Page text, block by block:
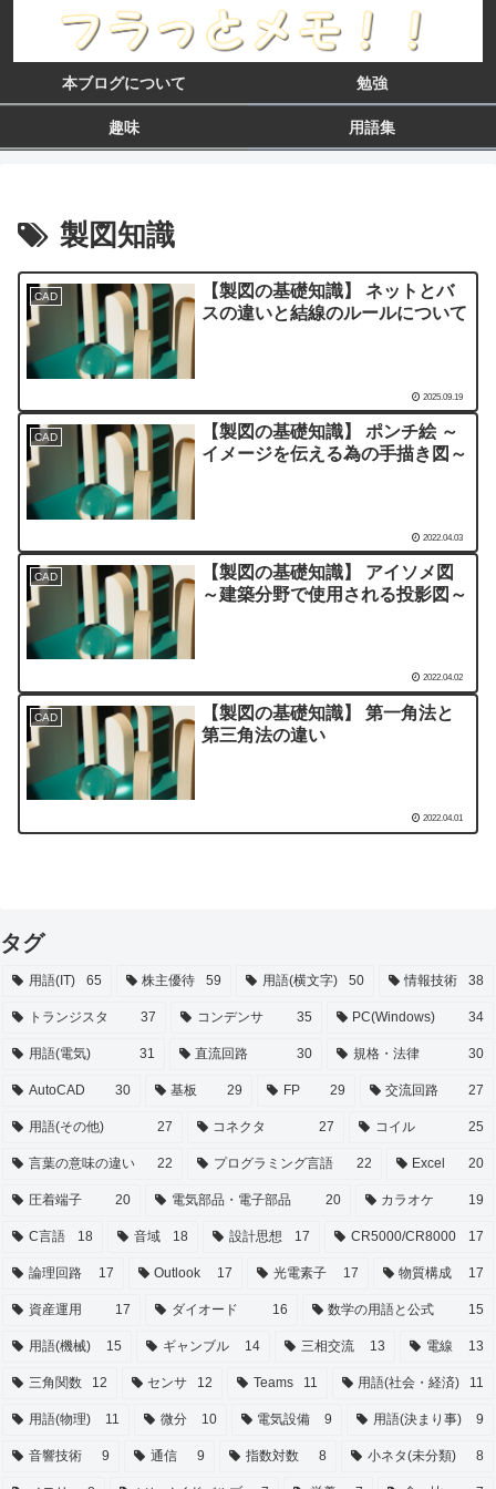
本ブログについて 勉強
趣味 用語集
製図知識
CAD
【製図の基礎知識】 ネットとバ
スの違いと結線のルールについて
2025.09.19
CAD
【製図の基礎知識】 ポンチ絵 ～
イメージを伝える為の手描き図～
2022.04.03
CAD
【製図の基礎知識】 アイソメ図
～建築分野で使用される投影図～
2022.04.02
CAD
【製図の基礎知識】 第一角法と
第三角法の違い
2022.04.01
タグ
用語(IT) 65 株主優待 59 用語(横文字) 50 情報技術 38
トランジスタ 37 コンデンサ 35 PC(Windows) 34
用語(電気) 31 直流回路 30 規格・法律 30
AutoCAD 30 基板 29 FP 29 交流回路 27
用語(その他) 27 コネクタ 27 コイル 25
言葉の意味の違い 22 プログラミング言語 22 Excel 20
圧着端子 20 電気部品・電子部品 20 カラオケ 19
C言語 18 音域 18 設計思想 17 CR5000/CR8000 17
論理回路 17 Outlook 17 光電素子 17 物質構成 17
資産運用 17 ダイオード 16 数学の用語と公式 15
用語(機械) 15 ギャンブル 14 三相交流 13 電線 13
三角関数 12 センサ 12 Teams 11 用語(社会・経済) 11
用語(物理) 11 微分 10 電気設備 9 用語(決まり事) 9
音響技術 9 通信 9 指数対数 8 小ネタ(未分類) 8